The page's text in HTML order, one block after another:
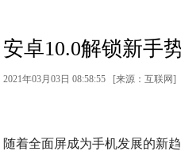
安卓10.0解锁新手
2021年03月03日 08:58:55 [来源：互联网
随着全面屏成为手机发展的新